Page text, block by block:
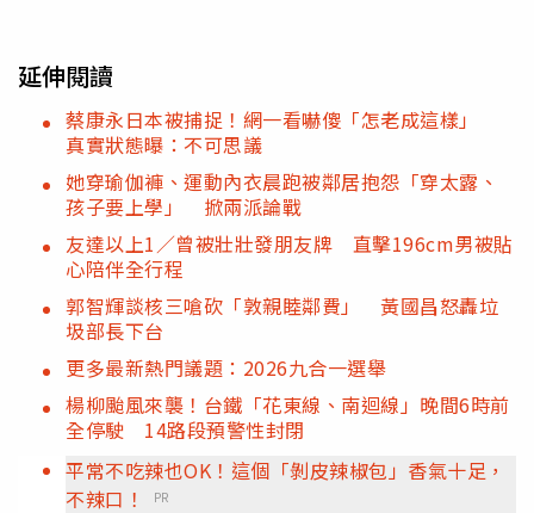
延伸閱讀
蔡康永日本被捕捉！網一看嚇傻「怎老成這樣」
真實狀態曝：不可思議
她穿瑜伽褲、運動內衣晨跑被鄰居抱怨「穿太露、
孩子要上學」 掀兩派論戰
友達以上1／曾被壯壯發朋友牌 直擊196cm男被貼
心陪伴全行程
郭智輝談核三嗆砍「敦親睦鄰費」 黃國昌怒轟垃
圾部長下台
更多最新熱門議題：2026九合一選舉
楊柳颱風來襲！台鐵「花東線、南迴線」晚間6時前
全停駛 14路段預警性封閉
平常不吃辣也OK！這個「剝皮辣椒包」香氣十足，
不辣口！
PR